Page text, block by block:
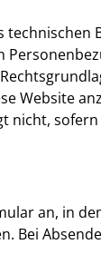
Website
nicht,
an, in
Bei